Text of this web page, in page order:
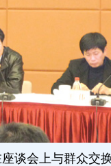
谈会上与群众交